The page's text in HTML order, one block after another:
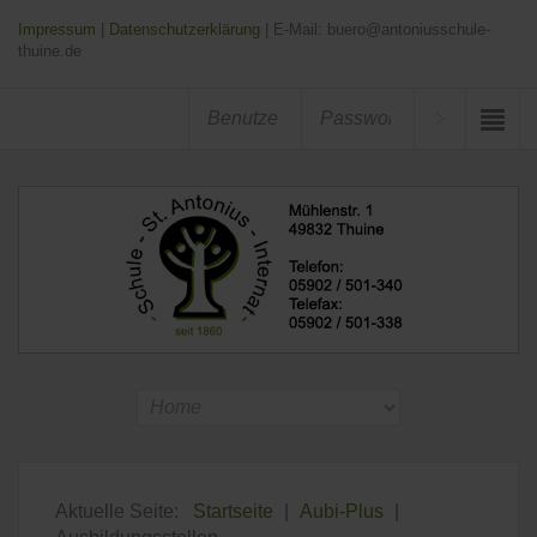
Impressum Datenschutzerklärung | E-Mail: buero@antoniusschule-
thuine.de
Aktuelle Seite: Startseite Aubi-Plus